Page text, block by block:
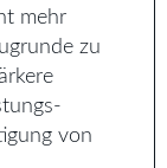
mehr
zu
von